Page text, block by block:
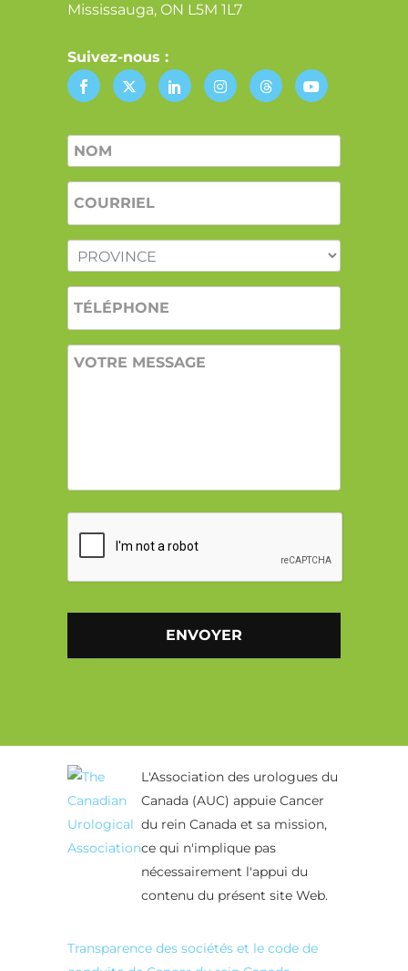
Mississauga, ON L5M 1L7
Suivez-nous :
Nom
PROVINCE
VOTRE
MESSAGE
L'Association des urologues du
Canada (AUC) appuie Cancer
du rein Canada et sa mission,
ce qui n'implique pas
nécessairement l'appui du
contenu du présent site Web.
Transparence des sociétés et le code de